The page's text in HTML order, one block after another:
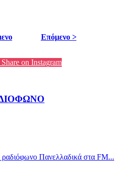
Επόμενο >
Share on Instagram
Πανελλαδικά στα FM...